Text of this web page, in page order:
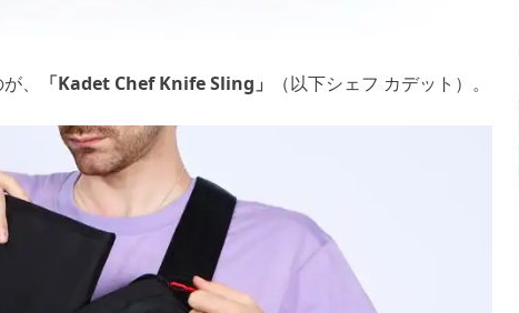
、 「Kadet Chef Knife Sling」 （以下シェフ カデット）。